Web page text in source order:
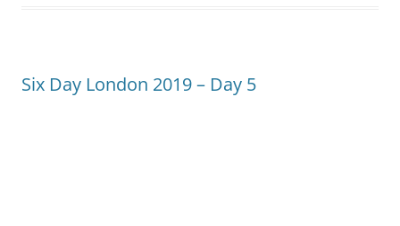
Six Day London 2019 – Day 5